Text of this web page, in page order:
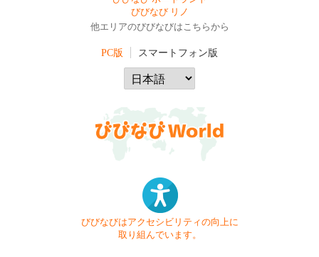
びびなび リノ
他エリアのびびなびはこちらから
PC版 スマートフォン版
びびなびはアクセシビリティの向上に
取り組んでいます。